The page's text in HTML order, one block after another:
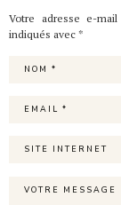
Votre adresse e-
indiqués avec *